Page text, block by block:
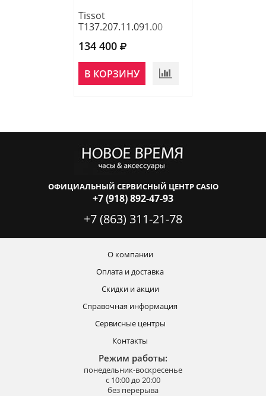
Tissot
T137.207.11.091.00
134 400
В КОРЗИНУ
ОФИЦИАЛЬНЫЙ СЕРВИСНЫЙ ЦЕНТР CASIO
+7 (918) 892-47-93
+7 (863) 311-21-78
О компании
Оплата и доставка
Скидки и акции
Справочная информация
Сервисные центры
Контакты
Режим работы:
понедельник-воскресенье
с 10:00 до 20:00
без перерыва